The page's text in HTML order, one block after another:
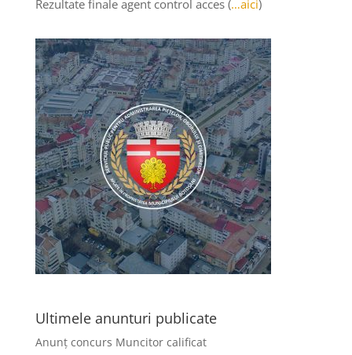
Rezultate finale agent control acces (…aici)
Ultimele anunturi publicate
Anunț concurs Muncitor calificat